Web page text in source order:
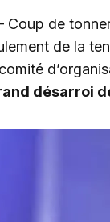
Coup de
de la
désarroi